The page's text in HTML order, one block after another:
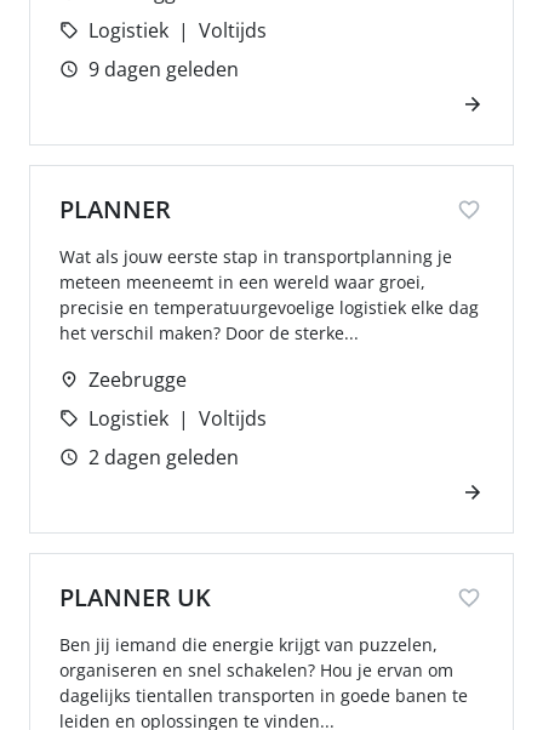
Logistiek
Voltijds
9 dagen geleden
PLANNER
Wat als jouw eerste stap in transportplanning je
meteen meeneemt in een wereld waar groei,
precisie en temperatuurgevoelige logistiek elke dag
het verschil maken? Door de sterke...
Zeebrugge
Logistiek
Voltijds
2 dagen geleden
PLANNER UK
Ben jij iemand die energie krijgt van puzzelen,
organiseren en snel schakelen? Hou je ervan om
dagelijks tientallen transporten in goede banen te
leiden en oplossingen te vinden...